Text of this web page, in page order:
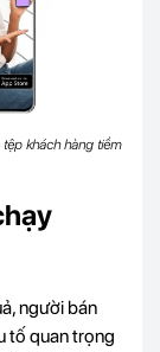
khách hàng tiềm
người bán
tố quan trọng